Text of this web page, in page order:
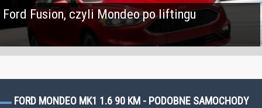
Ford Fusion, czyli Mondeo po liftingu
FORD MONDEO MK1 1.6 90 KM - PODOBNE SAMOCHODY